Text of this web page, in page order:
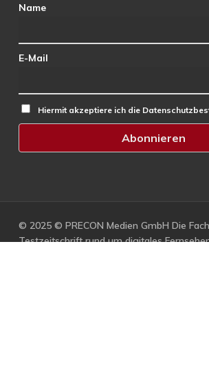
Name
E-Mail
Hiermit akzeptiere ich die
© 2025 © PRECON Medien GmbH Die
Testzeitschrift rund um digitales